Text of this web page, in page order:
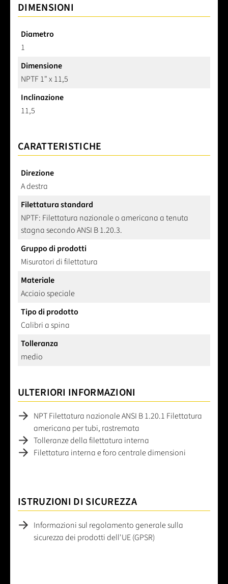
DIMENSIONI
Diametro
1
Dimensione
NPTF 1" x 11,5
Inclinazione
11,5
CARATTERISTICHE
Direzione
A destra
Filettatura standard
NPTF: Filettatura nazionale o americana a tenuta
stagna secondo ANSI B 1.20.3.
Gruppo di prodotti
Misuratori di filettatura
Materiale
Acciaio speciale
Tipo di prodotto
Calibri a spina
Tolleranza
medio
ULTERIORI INFORMAZIONI
NPT Filettatura nazionale ANSI B 1.20.1 Filettatura
americana per tubi, rastremata
Tolleranze della filettatura interna
Filettatura interna e foro centrale dimensioni
ISTRUZIONI DI SICUREZZA
Informazioni sul regolamento generale sulla
sicurezza dei prodotti dell'UE (GPSR)